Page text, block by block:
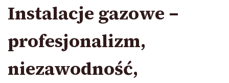
Instalacje gazowe –
profesjonalizm,
niezawodność,